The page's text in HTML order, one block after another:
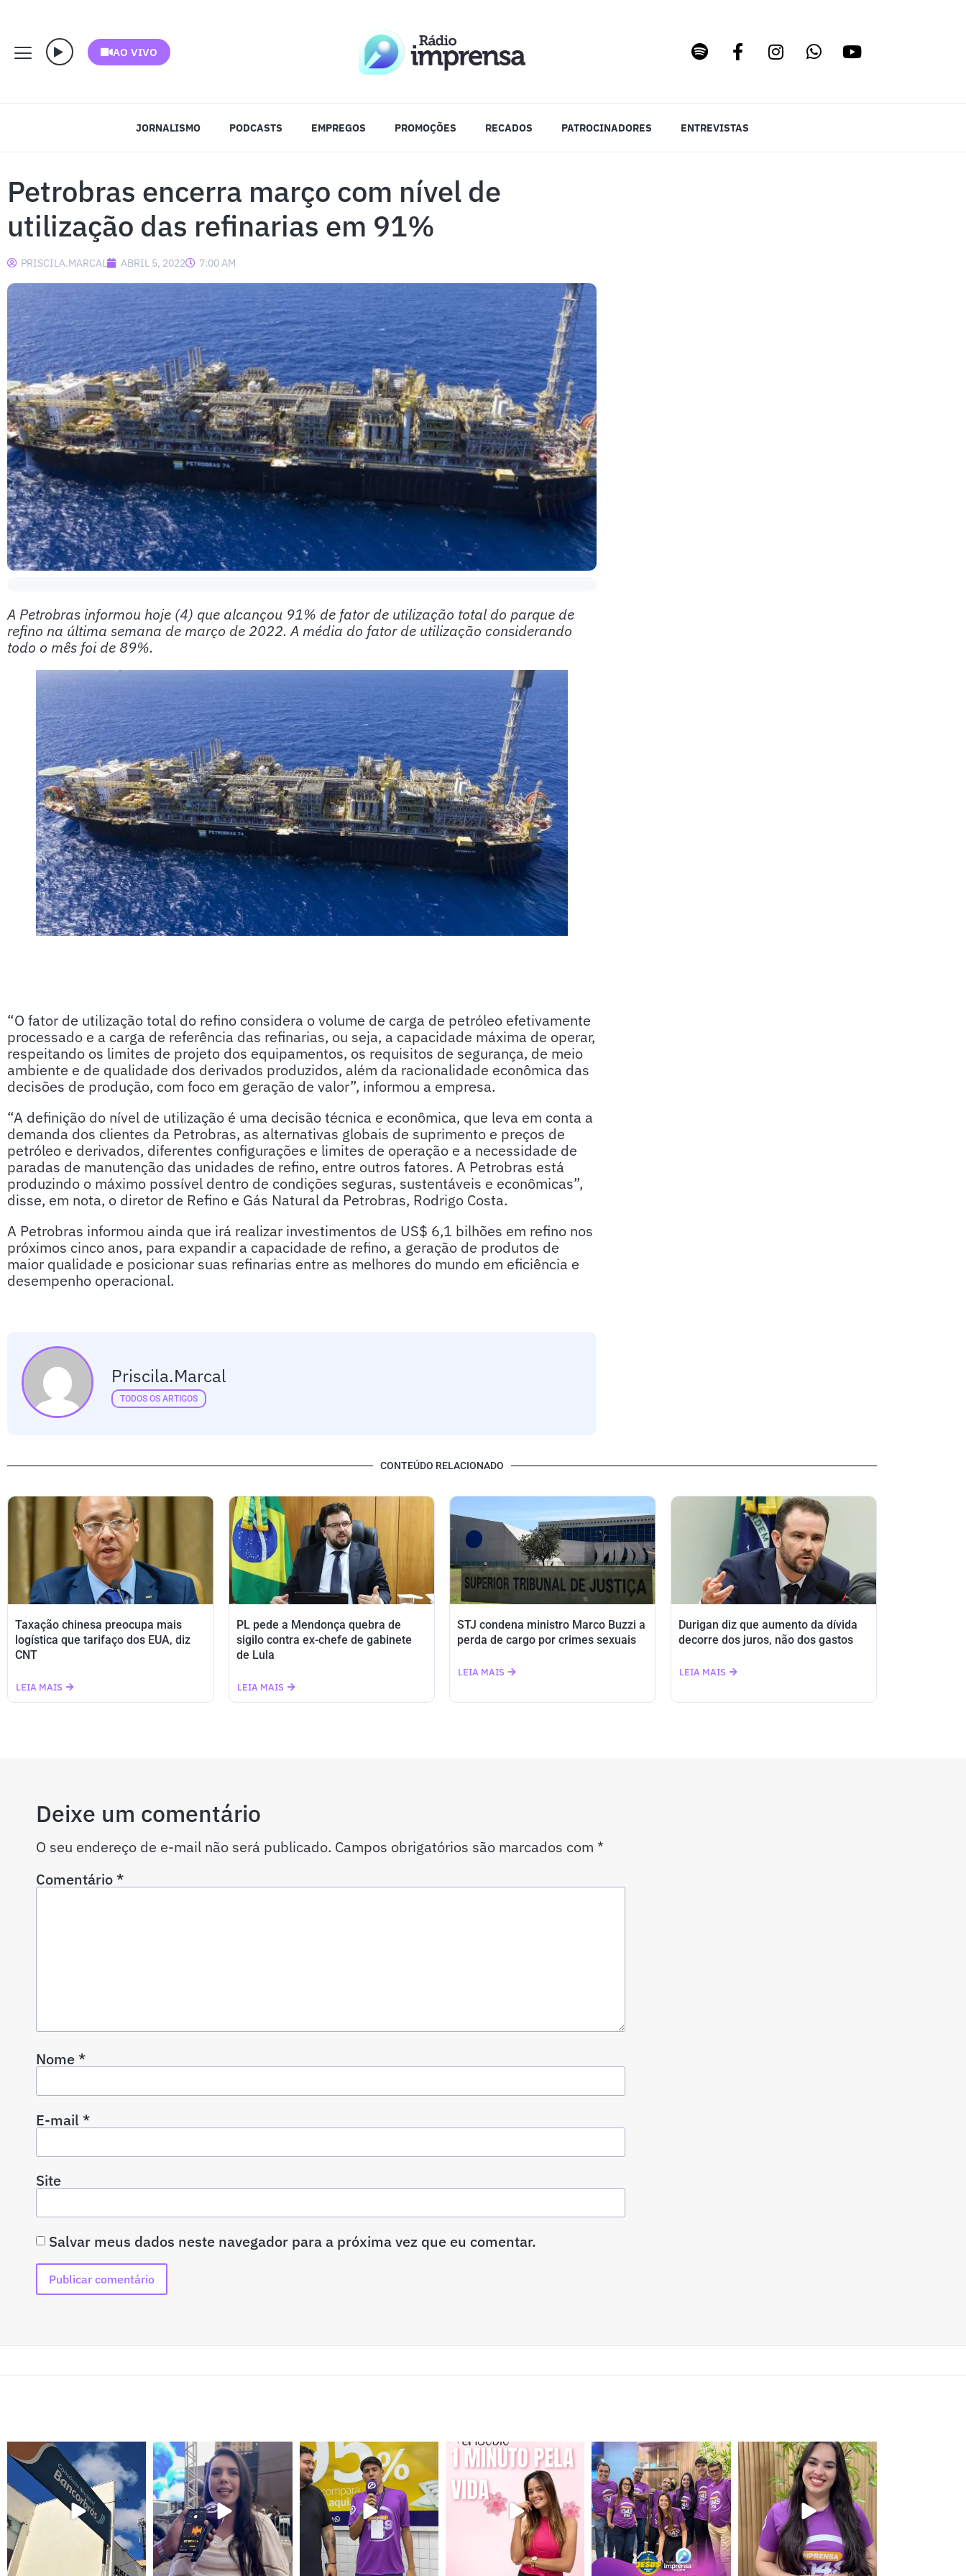
AO VIVO
JORNALISMO PODCASTS EMPREGOS PROMOÇÕES RECADOS PATROCINADORES ENTREVISTAS
Petrobras encerra março com nível de
utilização das refinarias em 91%
PRISCILA.MARCAL ABRIL 5, 2022 7:00 AM
A Petrobras informou hoje (4) que alcançou 91% de fator de utilização total do parque de
refino na última semana de março de 2022. A média do fator de utilização considerando
todo o mês foi de 89%.
“O fator de utilização total do refino considera o volume de carga de petróleo efetivamente
processado e a carga de referência das refinarias, ou seja, a capacidade máxima de operar,
respeitando os limites de projeto dos equipamentos, os requisitos de segurança, de meio
ambiente e de qualidade dos derivados produzidos, além da racionalidade econômica das
decisões de produção, com foco em geração de valor”, informou a empresa.
“A definição do nível de utilização é uma decisão técnica e econômica, que leva em conta a
demanda dos clientes da Petrobras, as alternativas globais de suprimento e preços de
petróleo e derivados, diferentes configurações e limites de operação e a necessidade de
paradas de manutenção das unidades de refino, entre outros fatores. A Petrobras está
produzindo o máximo possível dentro de condições seguras, sustentáveis e econômicas”,
disse, em nota, o diretor de Refino e Gás Natural da Petrobras, Rodrigo Costa.
A Petrobras informou ainda que irá realizar investimentos de US$ 6,1 bilhões em refino nos
próximos cinco anos, para expandir a capacidade de refino, a geração de produtos de
maior qualidade e posicionar suas refinarias entre as melhores do mundo em eficiência e
desempenho operacional.
Priscila.marcal
TODOS OS ARTIGOS
CONTEÚDO RELACIONADO
Taxação chinesa preocupa mais
logística que tarifaço dos EUA, diz
CNT
LEIA MAIS
PL pede a Mendonça quebra de
sigilo contra ex-chefe de gabinete
de Lula
LEIA MAIS
STJ condena ministro Marco Buzzi a
perda de cargo por crimes sexuais
LEIA MAIS
Durigan diz que aumento da dívida
decorre dos juros, não dos gastos
LEIA MAIS
Deixe um comentário
O seu endereço de e-mail não será publicado. Campos obrigatórios são marcados com *
Comentário*
Nome*
E-mail*
Site
Salvar meus dados neste navegador para a próxima vez que eu comentar.